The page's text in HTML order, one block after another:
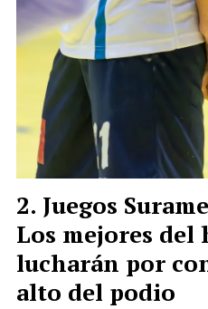
Juegos
Los mejores del
lucharán por
alto del podio